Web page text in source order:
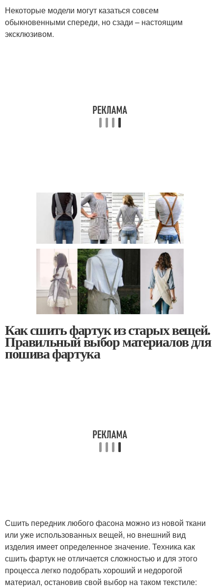
Некоторые модели могут казаться совсем
обыкновенными спереди, но сзади – настоящим
эксклюзивом.
Как сшить фартук из старых вещей.
Правильный выбор материалов для
пошива фартука
Сшить передник любого фасона можно из новой ткани
или уже использованных вещей, но внешний вид
изделия имеет определенное значение. Техника как
сшить фартук не отличается сложностью и для этого
процесса легко подобрать хороший и недорогой
материал, остановив свой выбор на таком текстиле: